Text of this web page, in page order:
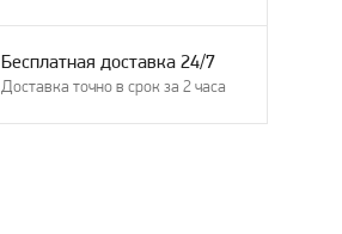
Бесплатная доставка 24/7
Доставка точно в срок за 2 часа